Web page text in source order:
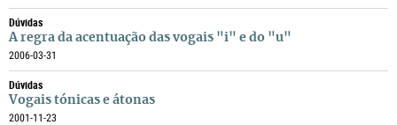
Dúvidas
A regra da acentuação das vogais "i" e do "u"
2006-03-31
Dúvidas
Vogais tónicas e átonas
2001-11-23